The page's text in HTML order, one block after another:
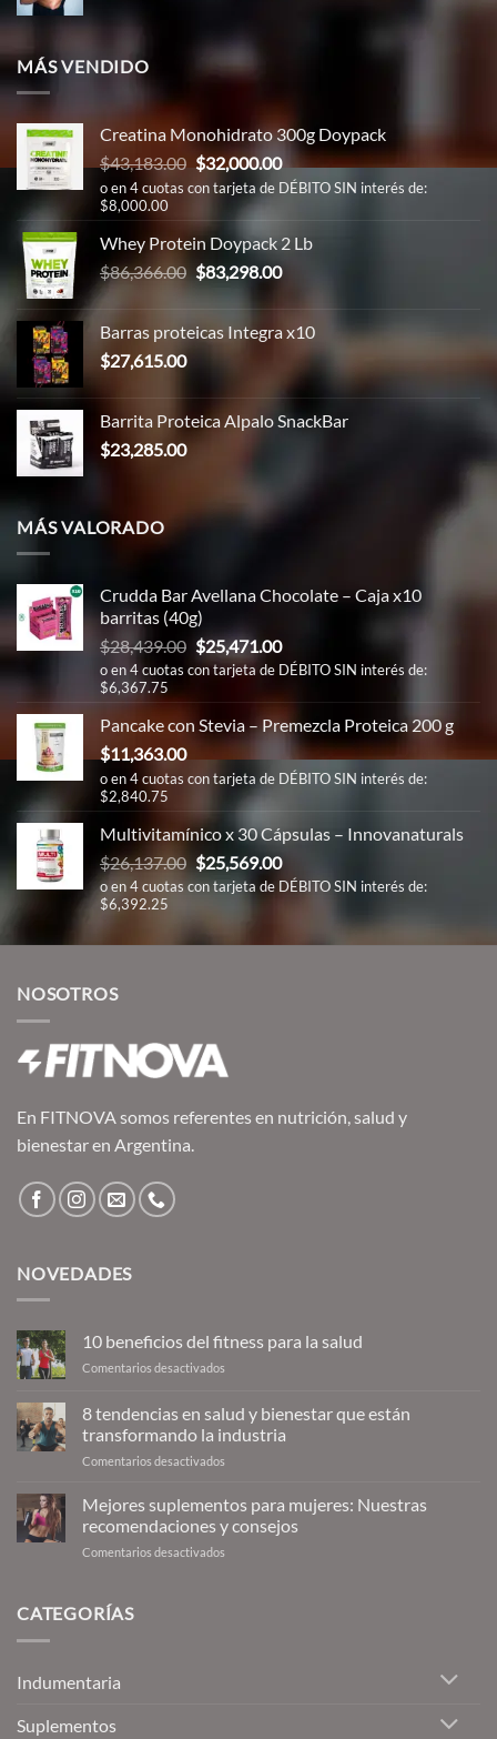
MÁS VENDIDO
Creatina Monohidrato 300g Doypack
$43,183.00 El
precio
original
era:
$43,183.00.
$32,000.00El
precio
$32,000.00.
o en 4 cuotas con tarjeta de DÉBITO SIN interés de:
$8,000.00
Whey Protein Doypack 2 Lb
$86,366.00 El
precio
original
era:
$83,298.00El
es:
$83,298.00.
Barras proteicas Integra x10
$27,615.00
Barrita Proteica Alpalo SnackBar
$23,285.00
MÁS VALORADO
Crudda Bar Avellana Chocolate – Caja x10
barritas (40g)
$28,439.00 El
precio
era:
$28,439.00.
$25,471.00El
precio
$25,471.00.
o en 4 cuotas con tarjeta de DÉBITO SIN interés de:
$6,367.75
Pancake con Stevia – Premezcla Proteica 200 g
$11,363.00
o en 4 cuotas con tarjeta de DÉBITO SIN interés de:
$2,840.75
Multivitamínico x 30 Cápsulas – Innovanaturals
$26,137.00 El
precio
era:
$25,569.00El
precio
o en 4 cuotas con tarjeta de DÉBITO SIN interés de:
$6,392.25
NOSOTROS
En FITNOVA somos referentes en nutrición, salud y
bienestar en Argentina.
NOVEDADES
10 beneficios del fitness para la salud
Comentarios desactivados
del
fitness
salud
8 tendencias en salud y bienestar que están
transformando la industria
Comentarios desactivados
tendencias
salud
Mejores suplementos para mujeres: Nuestras
recomendaciones y consejos
Comentarios desactivados
CATEGORÍAS
Indumentaria
Suplementos